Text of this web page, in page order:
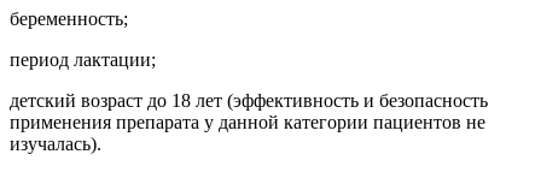
беременность;
период лактации;
детский возраст до 18 лет (эффективность и безопасность
применения препарата у данной категории пациентов не
изучалась).